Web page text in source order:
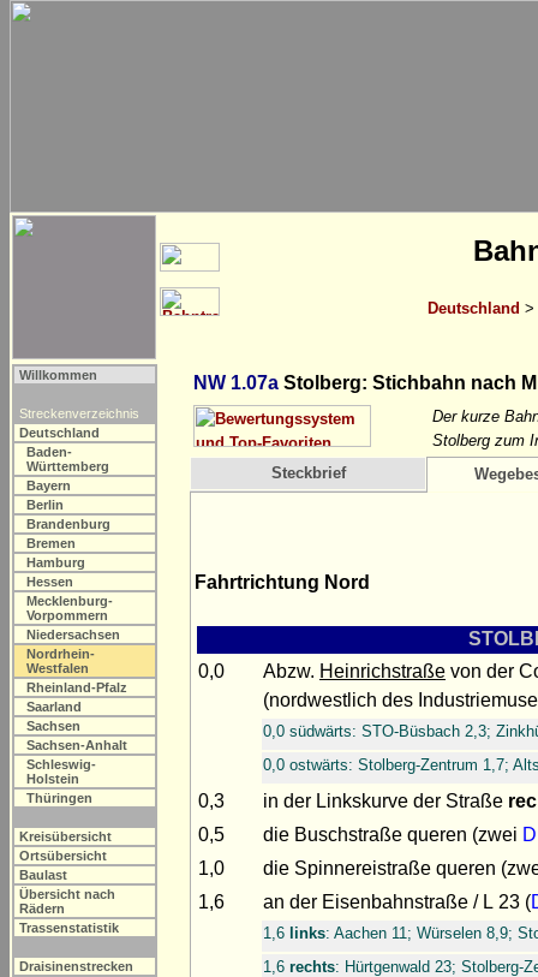
Deutschland >
Willkommen
Streckenverzeichnis
Deutschland
Baden-
Württemberg
Bayern
Berlin
Brandenburg
Bremen
Hamburg
Hessen
Mecklenburg-
Vorpommern
Niedersachsen
Nordrhein-
Westfalen
Rheinland-Pfalz
Saarland
Sachsen
Sachsen-Anhalt
Schleswig-
Holstein
Thüringen
Kreisübersicht
Ortsübersicht
Baulast
Übersicht nach
Rädern
Trassenstatistik
Draisinenstrecken
NW 1.07a Stolberg: Stichbahn nach
Der kurze
Stolberg zum
Steckbrief
Fahrtrichtung Nord
0,0
Abzw. Heinrichstraße von der
(nordwestlich des
0,0 südwärts: STO-Büsbach 2,3;
0,0 ostwärts: Stolberg-Zentrum 1,7;
0,3 in der Linkskurve der Straße
0,5
die Buschstraße queren (zwei
1,0
die Spinnereistraße queren
1,6
an der Eisenbahnstraße / L 23 (
1,6 links: Aachen 11; Würselen 8,9;
1,6 rechts: Hürtgenwald 23; Stolberg-